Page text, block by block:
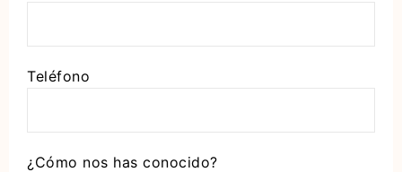
Teléfono
¿Cómo nos has conocido?